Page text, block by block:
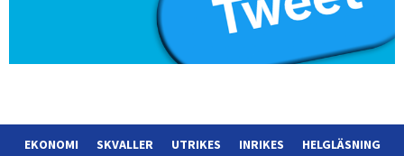
EKONOMI SKVALLER UTRIKES INRIKES HELGLÄSNING